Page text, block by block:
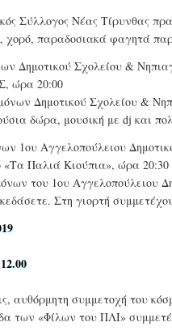
Σύλλογος Νέας Τίρυνθας
χορό, παραδοσιακά φαγητά
Δημοτικού Σχολείου &
ώρα 20:00
Δημοτικού Σχολείου &
δώρα, μουσική με dj και
1ου Αγγελοπούλειου
«Τα Παλιά Κιούπια», ώρα 20:30
του 1ου Αγγελοπούλειου
Στη γιορτή
αυθόρμητη συμμετοχή του
των «Φίλων του ΠΛΙ»